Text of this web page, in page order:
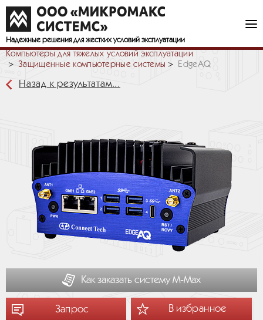
Надежные решения для жестких условий эксплуатации
Компьютеры для тяжелых условий эксплуатации
Защищенные компьютерные системы
EdgeAQ
Назад к результатам...
Как заказать систему М-Мах
Запрос В избранное